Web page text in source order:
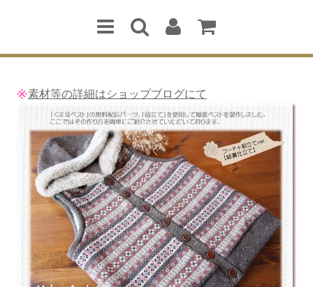
素材等の詳細はショップブログにて